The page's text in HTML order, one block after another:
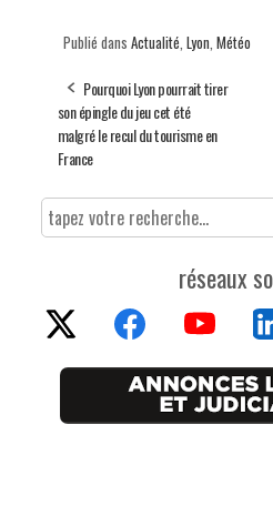
Publié dans Actualité Lyon Météo
Pourquoi Lyon pourrait tirer
son épingle du jeu cet été
malgré le recul du tourisme en
France
réseaux